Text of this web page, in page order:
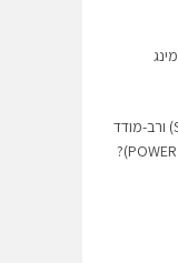
מה ההבדל בין יחידת מקור-מודד (SMU) ורב-מודד